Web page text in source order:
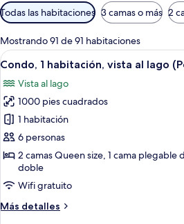
Filtros
disponibles
para
las
habitaciones
Todas las habitaciones 3 camas o más 2
Mostrando 91 de 91 habitaciones
Abrir
todas
las
fotos
de
Condo,
1
habitación,
vista
al
lago
Una
12
Condo, 1 habitación, vista al lago
Vista al lago
1000 pies cuadrados
1 habitación
6 personas
2 camas Queen size, 1 cama plegable
doble
Wifi gratuito
Más detalles
Más